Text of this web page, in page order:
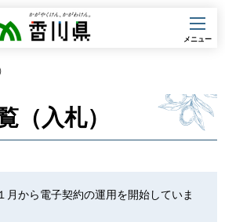
香川県
メニュー
（入札）
月から電子契約の運用を開始していま